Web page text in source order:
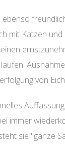
ebenso
mit Katzen
von
immer
sie "ganze